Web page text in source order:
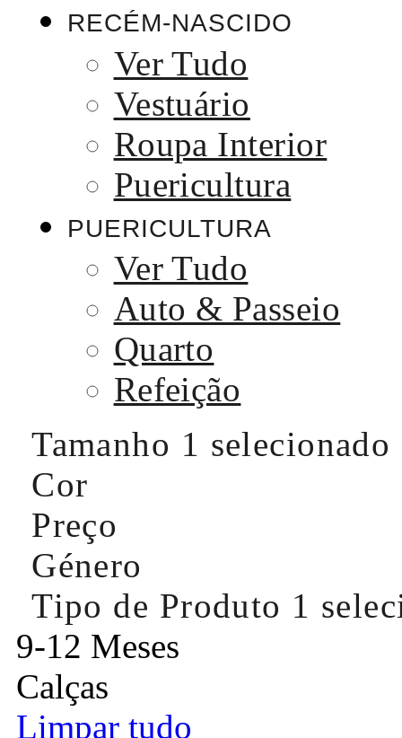
RECÉM-NASCIDO
Ver Tudo
Vestuário
Roupa Interior
Puericultura
PUERICULTURA
Ver Tudo
Auto & Passeio
Quarto
Refeição
Tamanho 1 selecionado
Cor
Preço
Género
Tipo de Produto 1
9-12 Meses
Calças
Limpar tudo